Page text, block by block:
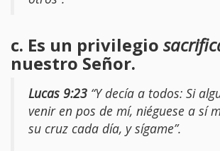
c. Es un privilegio
nuestro Señor.
Lucas 9:23 “Y decía a todos: Si
venir en pos de mí, niéguese a sí
su cruz cada día, y sígame”.